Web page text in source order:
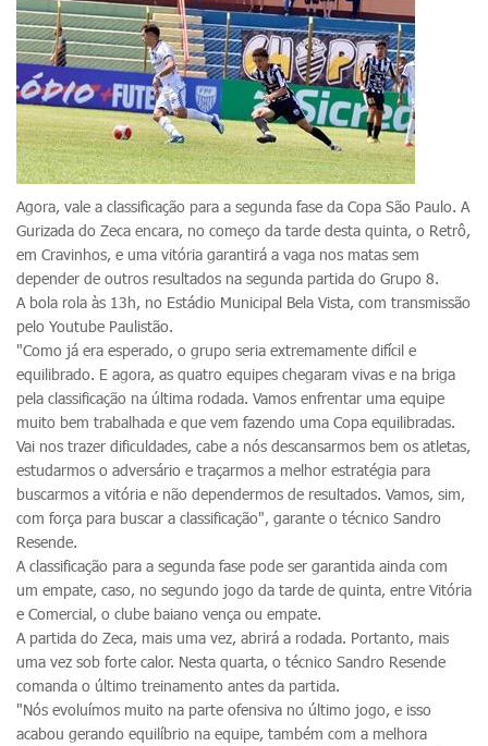
Agora, vale a classificação para a segunda fase da Copa São Paulo. A
Gurizada do Zeca encara, no começo da tarde desta quinta, o Retrô,
em Cravinhos, e uma vitória garantirá a vaga nos matas sem
depender de outros resultados na segunda partida do Grupo 8.
A bola rola às 13h, no Estádio Municipal Bela Vista, com transmissão
pelo Youtube Paulistão.
"Como já era esperado, o grupo seria extremamente difícil e
equilibrado. E agora, as quatro equipes chegaram vivas e na briga
pela classificação na última rodada. Vamos enfrentar uma equipe
muito bem trabalhada e que vem fazendo uma Copa equilibradas.
Vai nos trazer dificuldades, cabe a nós descansarmos bem os atletas,
estudarmos o adversário e traçarmos a melhor estratégia para
buscarmos a vitória e não dependermos de resultados. Vamos, sim,
com força para buscar a classificação", garante o técnico Sandro
Resende.
A classificação para a segunda fase pode ser garantida ainda com
um empate, caso, no segundo jogo da tarde de quinta, entre Vitória
e Comercial, o clube baiano vença ou empate.
A partida do Zeca, mais uma vez, abrirá a rodada. Portanto, mais
uma vez sob forte calor. Nesta quarta, o técnico Sandro Resende
comanda o último treinamento antes da partida.
"Nós evoluímos muito na parte ofensiva no último jogo, e isso
acabou gerando equilíbrio na equipe, também com a melhora